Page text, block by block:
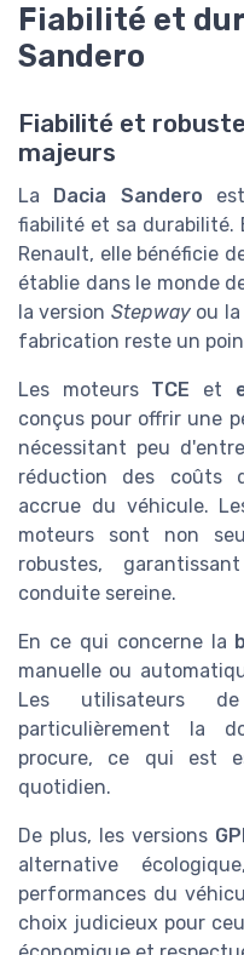
Fiabilité et
Sandero
Fiabilité et
majeurs
La Dacia Sandero
fiabilité et sa durabilité.
Renault, elle bénéficie
établie dans le monde
la version Stepwayou
fabrication reste un
Les moteurs TCE et
conçus pour offrir une
nécessitant peu
réduction des coûts
accrue du véhicule.
moteurs sont non
robustes,
conduite sereine.
En ce qui concerne la
manuelle ou
Les utilisateurs
particulièrement la
procure, ce qui est
quotidien.
De plus, les versions
alternative
performances du
choix judicieux pour